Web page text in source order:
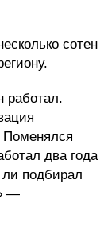
сотен
работал.
Поменялся
два года
ли подбирал
—